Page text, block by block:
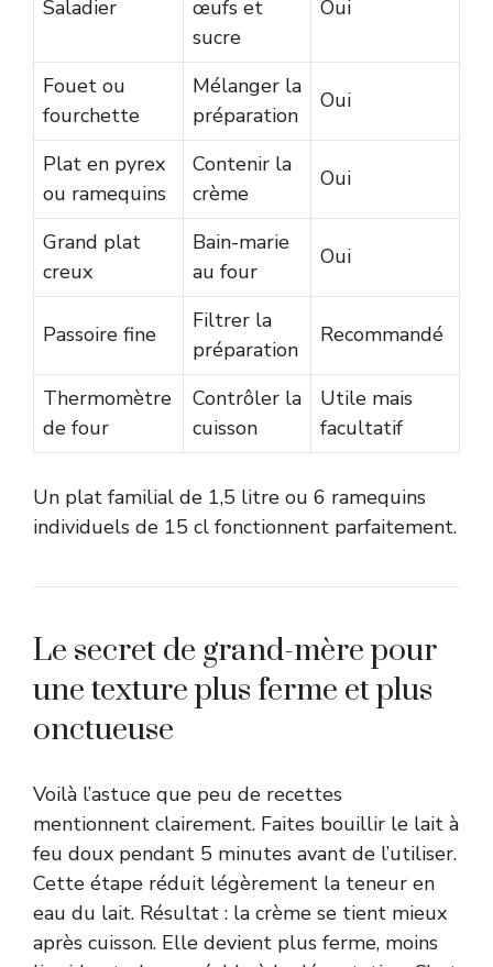
Saladier
œufs et
sucre
Oui
Fouet ou
fourchette
Mélanger la
préparation
Oui
Plat en pyrex
ou ramequins
Contenir la
crème
Oui
Grand plat
creux
Bain-marie
au four
Oui
Passoire fine
Filtrer la
préparation
Recommandé
Thermomètre
de four
Contrôler la
cuisson
Utile mais
facultatif
Un plat familial de 1,5 litre ou 6 ramequins
individuels de 15 cl fonctionnent parfaitement.
Le secret de grand-mère pour
une texture plus ferme et plus
onctueuse
Voilà l’astuce que peu de recettes
mentionnent clairement. Faites bouillir le lait à
feu doux pendant 5 minutes avant de l’utiliser.
Cette étape réduit légèrement la teneur en
eau du lait. Résultat : la crème se tient mieux
après cuisson. Elle devient plus ferme, moins